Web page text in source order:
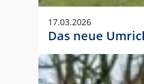
17.03.2026
Das neue